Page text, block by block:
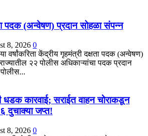
पदक (अन्वेषण) प्रदान सोहळा संपन्न
8, 2026 0
केंद्रीय गृहमंत्री दक्षता पदक (अन्वेषण)
राज्यातील २२ पोलीस अधिकाऱ्यांचा पदक प्रदान
पोलीस...
धडक कारवाई; सराईत वाहन चोराकडून
दुचाक्या जप्त!
8, 2026 0